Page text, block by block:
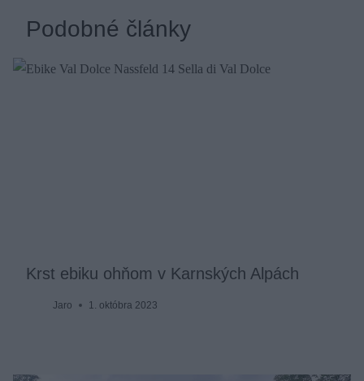
Podobné články
Krst ebiku ohňom v Karnských Alpách
Jaro 1. októbra 2023